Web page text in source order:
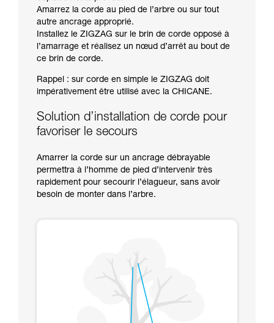
Amarrez la corde au pied de l’arbre ou sur tout
autre ancrage approprié.
Installez le ZIGZAG sur le brin de corde opposé à
l’amarrage et réalisez un nœud d’arrêt au bout de
ce brin de corde.
Rappel : sur corde en simple le ZIGZAG doit
impérativement être utilisé avec la CHICANE.
Solution d’installation de corde pour
favoriser le secours
Amarrer la corde sur un ancrage débrayable
permettra à l’homme de pied d’intervenir très
rapidement pour secourir l’élagueur, sans avoir
besoin de monter dans l’arbre.